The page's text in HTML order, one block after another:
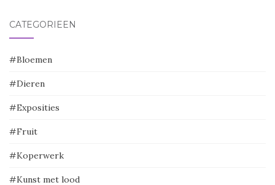
CATEGORIEËN
#Bloemen
#Dieren
#Exposities
#Fruit
#Koperwerk
#Kunst met lood